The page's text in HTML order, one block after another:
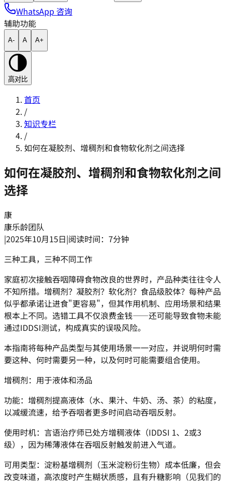
WhatsApp 咨询
辅助功能
A- A A+
高对比
首页
/
知识专栏
/
如何在凝胶剂、增稠剂和食物软化剂之间选择
如何在凝胶剂、增稠剂和食物软化剂之间
选择
康
康乐龄团队
|2025年10月15日|阅读时间：7分钟
三种工具，三种不同工作
家庭初次接触吞咽障碍食物改良的世界时，产品种类往往令人
不知所措。增稠剂？凝胶剂？软化剂？食品级胶体？每种产品
似乎都承诺让进食"更容易"，但其作用机制、应用场景和结果
根本上不同。选错工具不仅浪费金钱——还可能导致食物未能
通过IDDSI测试，构成真实的误吸风险。
本指南将每种产品类型与其使用场景一一对应，并说明何时需
要这种、何时需要另一种，以及何时可能需要组合使用。
增稠剂：用于液体和汤品
功能：增稠剂提高液体（水、果汁、牛奶、汤、茶）的粘度，
以减缓流速，给予吞咽者更多时间启动吞咽反射。
使用时机：言语治疗师已处方增稠液体（IDDSI 1、2或3
级），因为稀薄液体在吞咽反射触发前进入气道。
可用类型：淀粉基增稠剂（玉米淀粉衍生物）成本低廉，但会
改变味道，高浓度时产生糊状质感，且有升糖影响（见我们的